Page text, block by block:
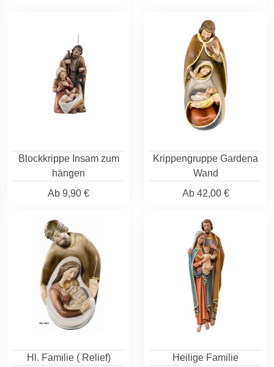
Blockkrippe Insam zum
hängen
Ab 9,90 €
Krippengruppe Gardena
Wand
Ab42,00 €
Hl. Familie ( Relief) Heilige Familie